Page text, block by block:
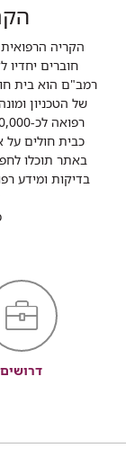
הקריה
חוברים יחדיו
רמב"ם הוא בית
כבית חולים על אזורי עבור 12 בתי
באתר תוכלו
בדיקות ומידע
דרושים